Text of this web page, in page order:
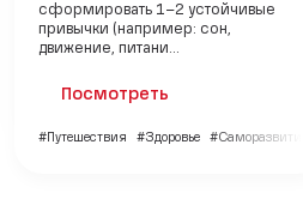
сформировать 1–2 устойчивые
привычки (например: сон,
движение, питани...
Посмотреть
#Путешествия #Здоровье #Саморазвитие